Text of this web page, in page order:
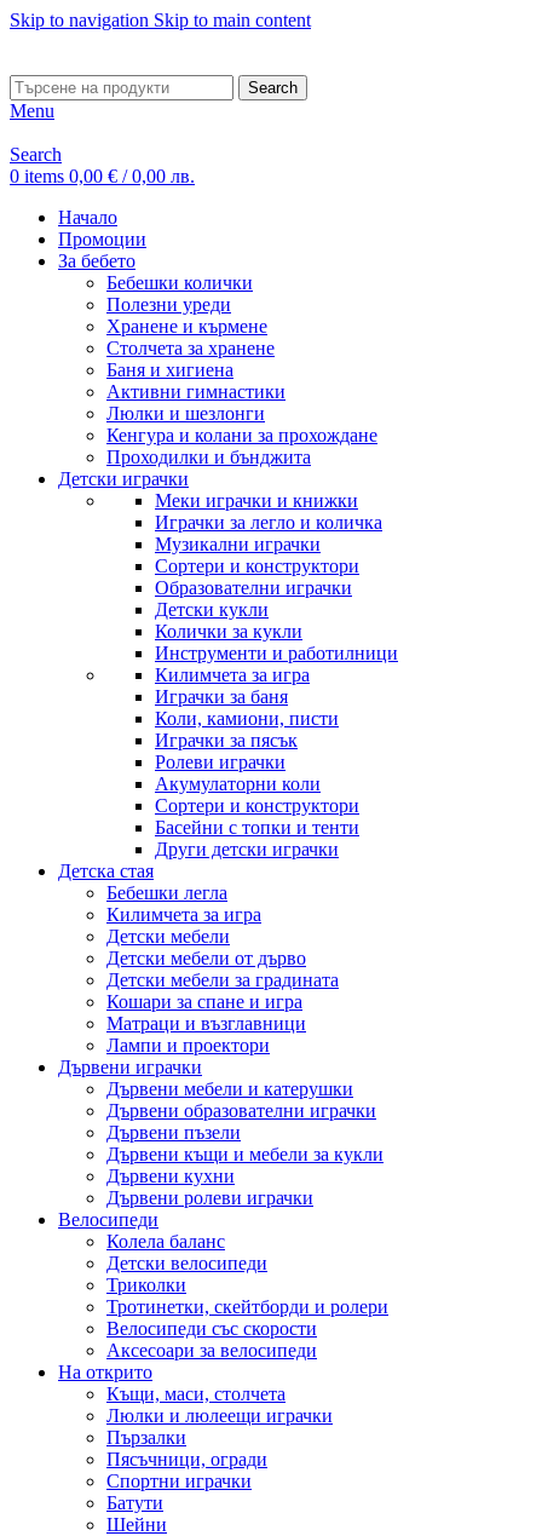
Skip to navigation Skip to main content
Search
Menu
Search
0 items 0,00 € / 0,00 лв.
Начало
Промоции
За бебето
Бебешки колички
Полезни уреди
Хранене и кърмене
Столчета за хранене
Баня и хигиена
Активни гимнастики
Люлки и шезлонги
Кенгура и колани за прохождане
Проходилки и бънджита
Детски играчки
Меки играчки и книжки
Играчки за легло и количка
Музикални играчки
Сортери и конструктори
Образователни играчки
Детски кукли
Колички за кукли
Инструменти и работилници
Килимчета за игра
Играчки за баня
Коли, камиони, писти
Играчки за пясък
Ролеви играчки
Акумулаторни коли
Сортери и конструктори
Басейни с топки и тенти
Други детски играчки
Детска стая
Бебешки легла
Килимчета за игра
Детски мебели
Детски мебели от дърво
Детски мебели за градината
Кошари за спане и игра
Матраци и възглавници
Лампи и проектори
Дървени играчки
Дървени мебели и катерушки
Дървени образователни играчки
Дървени пъзели
Дървени къщи и мебели за кукли
Дървени кухни
Дървени ролеви играчки
Велосипеди
Колела баланс
Детски велосипеди
Триколки
Тротинетки, скейтборди и ролери
Велосипеди със скорости
Аксесоари за велосипеди
На открито
Къщи, маси, столчета
Люлки и люлеещи играчки
Пързалки
Пясъчници, огради
Спортни играчки
Батути
Шейни